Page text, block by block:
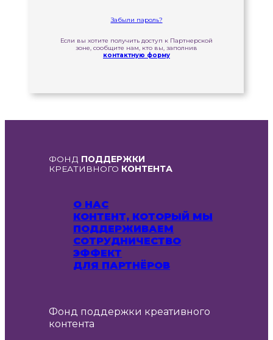
Забыли пароль?
Если вы хотите получить доступ к Партнерской
зоне, сообщите нам, кто вы, заполнив
контактную форму
ФОНД ПОДДЕРЖКИ
КРЕАТИВНОГО КОНТЕНТА
О НАС
КОНТЕНТ, КОТОРЫЙ МЫ
ПОДДЕРЖИВАЕМ
СОТРУДНИЧЕСТВО
ЭФФЕКТ
ДЛЯ ПАРТНЁРОВ
Фонд поддержки креативного
контента